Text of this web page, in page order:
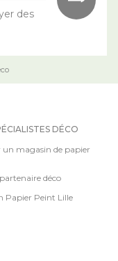
des
DÉCO
un magasin de papier
déco
Papier Peint Lille